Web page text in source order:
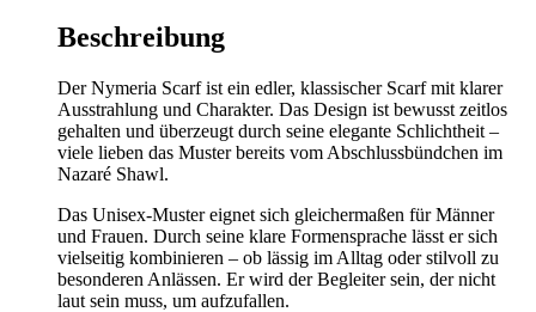
Beschreibung
Der Nymeria Scarf ist ein edler, klassischer Scarf mit klarer
Ausstrahlung und Charakter. Das Design ist bewusst zeitlos
gehalten und überzeugt durch seine elegante Schlichtheit –
viele lieben das Muster bereits vom Abschlussbündchen im
Nazaré Shawl.
Das Unisex-Muster eignet sich gleichermaßen für Männer
und Frauen. Durch seine klare Formensprache lässt er sich
vielseitig kombinieren – ob lässig im Alltag oder stilvoll zu
besonderen Anlässen. Er wird der Begleiter sein, der nicht
laut sein muss, um aufzufallen.